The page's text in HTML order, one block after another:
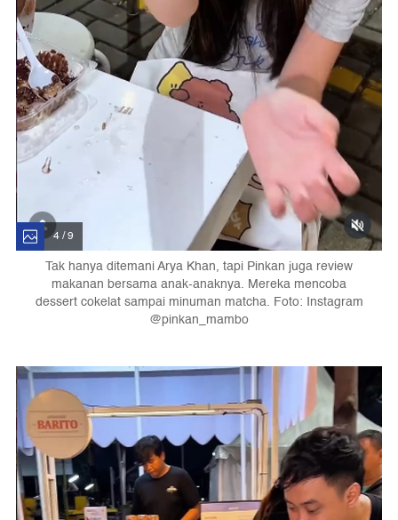
4 / 9
Tak hanya ditemani Arya Khan, tapi Pinkan juga review
makanan bersama anak-anaknya. Mereka mencoba
dessert cokelat sampai minuman matcha. Foto: Instagram
@pinkan_mambo